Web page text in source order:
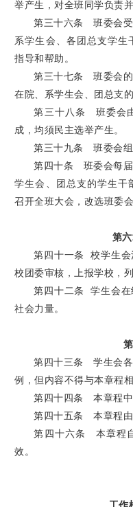
举产生，对全班同学负责并
第三十六条 班委会受
系学生会、各团总支学生
指导和帮助。
第三十七条 班委会的
在院、系学生会、团总支
第三十八条 班委会
成，均须民主选举产生。
第三十九条 班委会组
第四十条 班委会每届
学生会、团总支的学生干
召开全班大会，改选班委会
第
第四十一条 校学生会
校团委审核，上报学校，
第四十二条 学生会在
社会力量。
第四十三条 学生会各
例，但内容不得与本章程相
第四十四条 本章程中
第四十五条 本章程由
第四十六条 本章程
效。